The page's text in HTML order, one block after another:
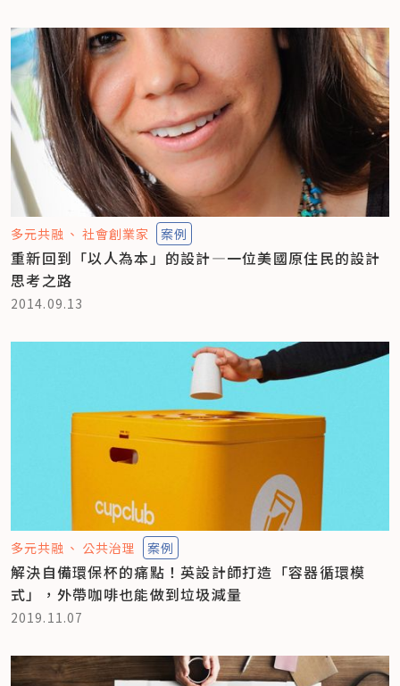
多元共融 社會創業家 案例
重新回到「以人為本」的設計—一位美國原住民的設計
思考之路
2014.09.13
多元共融 公共治理 案例
解決自備環保杯的痛點！英設計師打造「容器循環模
式」，外帶咖啡也能做到垃圾減量
2019.11.07